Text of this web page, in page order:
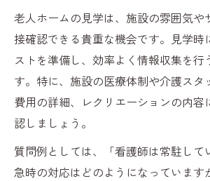
老人ホームの見学は、施設の雰囲気や
接確認できる貴重な機会です。見学時
ストを準備し、効率よく情報収集を行
す。特に、施設の医療体制や介護スタ
費用の詳細、レクリエーションの内容
認しましょう。
質問例としては、「看護師は常駐して
急時の対応はどのようになっています